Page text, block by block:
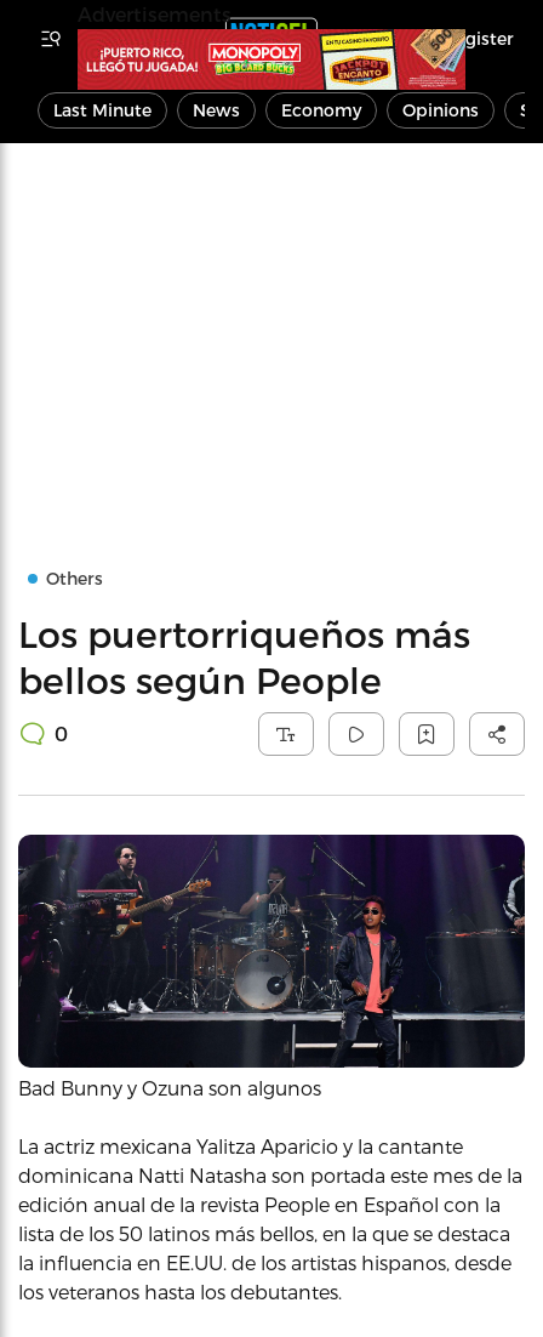
Register
Last Minute News Economy Opinions
Others
Los puertorriqueños más
bellos según People
0
Bad Bunny y Ozuna son algunos
La actriz mexicana Yalitza Aparicio y la cantante
dominicana Natti Natasha son portada este mes de la
edición anual de la revista People en Español con la
lista de los 50 latinos más bellos, en la que se destaca
la influencia en EE.UU. de los artistas hispanos, desde
los veteranos hasta los debutantes.
Advertisements